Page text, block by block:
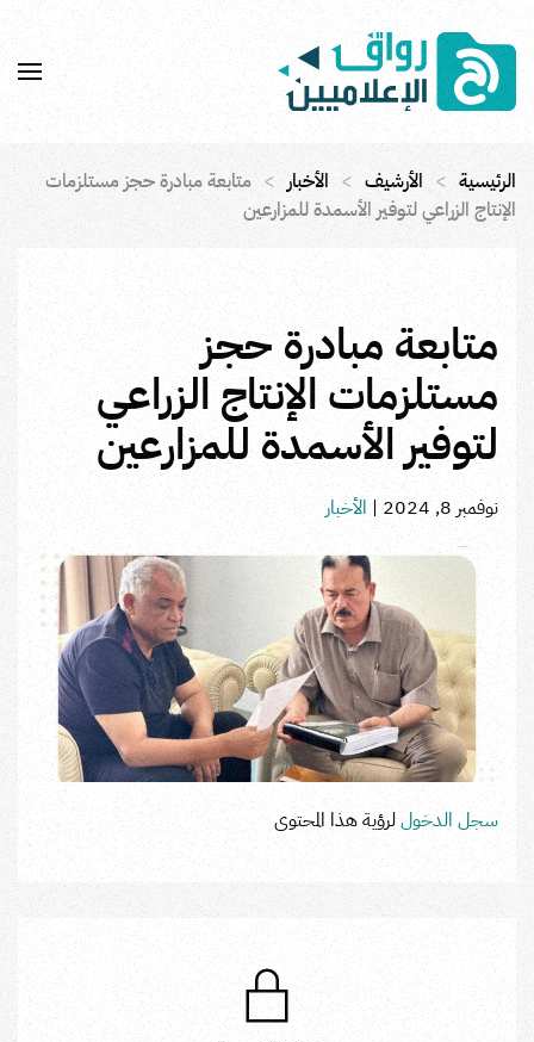
Skip to main content
الرئيسية الأرشيف الأخبار
متابعة مبادرة حجز مستلزمات
الإنتاج الزراعي لتوفير الأسمدة للمزارعين
متابعة مبادرة حجز
مستلزمات الإنتاج الزراعي
لتوفير الأسمدة للمزارعين
نوفمبر 8, 2024 | الأخبار
سجل الدخوللرؤية هذا المحتوى